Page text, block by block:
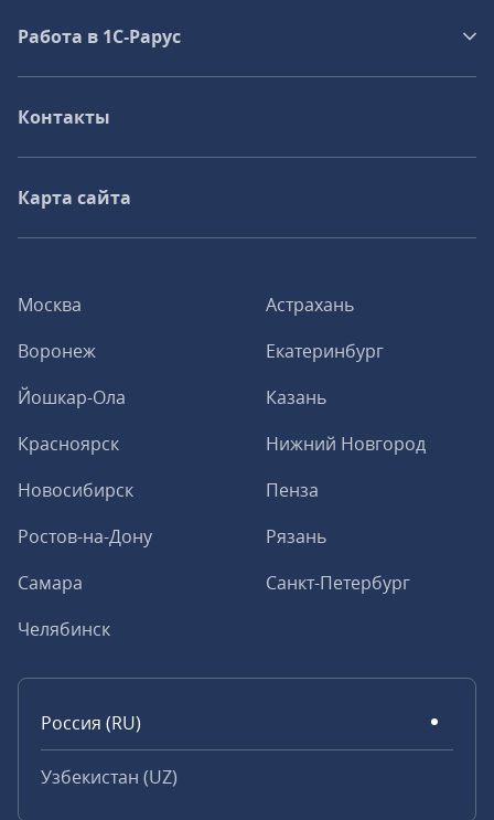
Москва
Астрахань
Воронеж
Екатеринбург
Йошкар-Ола
Казань
Красноярск
Нижний Новгород
Новосибирск
Пенза
Ростов-на-Дону
Рязань
Самара
Санкт-Петербург
Челябинск
Россия (RU)
Узбекистан (UZ)
Работа в 1С‑Рарус
Контакты
Карта сайта